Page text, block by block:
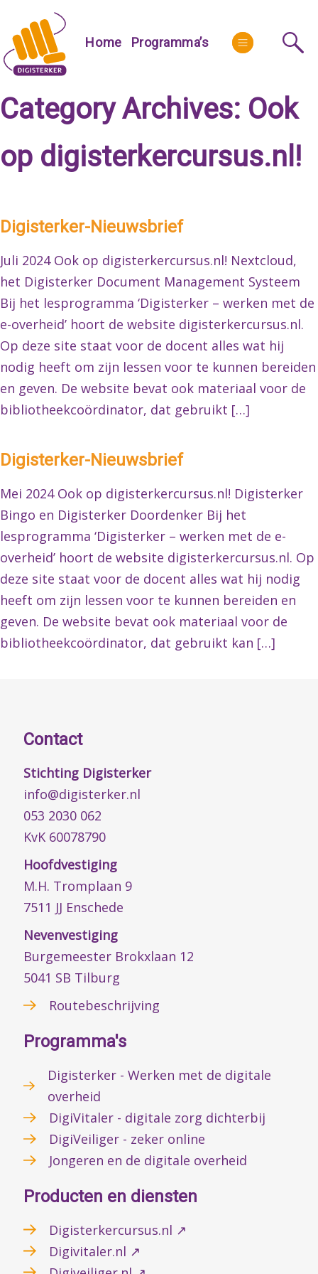
content
Home Programma’s More
Category Archives: Ook
op digisterkercursus.nl!
Digisterker-Nieuwsbrief
Juli 2024 Ook op digisterkercursus.nl! Nextcloud,
het Digisterker Document Management Systeem
Bij het lesprogramma ‘Digisterker – werken met de
e-overheid’ hoort de website digisterkercursus.nl.
Op deze site staat voor de docent alles wat hij
nodig heeft om zijn lessen voor te kunnen bereiden
en geven. De website bevat ook materiaal voor de
bibliotheekcoördinator, dat gebruikt […]
Digisterker-Nieuwsbrief
Mei 2024 Ook op digisterkercursus.nl! Digisterker
Bingo en Digisterker Doordenker Bij het
lesprogramma ‘Digisterker – werken met de e-
overheid’ hoort de website digisterkercursus.nl. Op
deze site staat voor de docent alles wat hij nodig
heeft om zijn lessen voor te kunnen bereiden en
geven. De website bevat ook materiaal voor de
bibliotheekcoördinator, dat gebruikt kan […]
Contact
Stichting Digisterker
info@digisterker.nl
053 2030 062
KvK 60078790
Hoofdvestiging
M.H. Tromplaan 9
7511 JJ Enschede
Nevenvestiging
Burgemeester Brokxlaan 12
5041 SB Tilburg
Routebeschrijving
Programma's
Digisterker - Werken met de digitale
overheid
DigiVitaler - digitale zorg dichterbij
DigiVeiliger - zeker online
Jongeren en de digitale overheid
Producten en diensten
Digisterkercursus.nl ↗
Digivitaler.nl ↗